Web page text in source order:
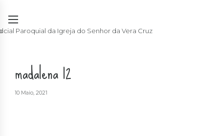
madalena 12
10 Maio, 2021